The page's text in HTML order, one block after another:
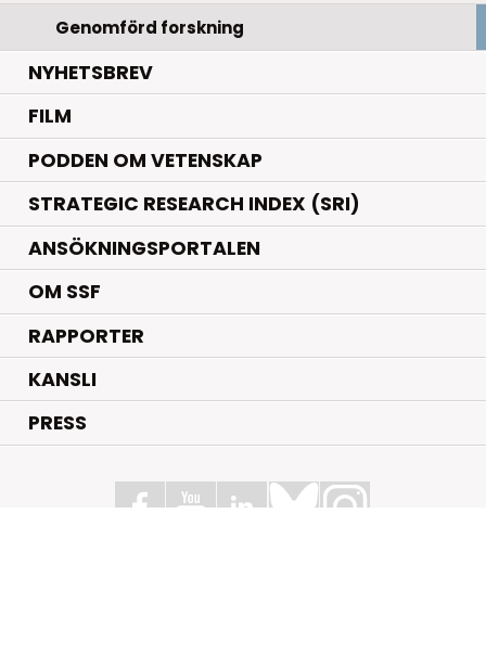
Genomförd forskning
NYHETSBREV
FILM
PODDEN OM VETENSKAP
STRATEGIC RESEARCH INDEX (SRI)
ANSÖKNINGSPORTALEN
OM SSF
RAPPORTER
KANSLI
PRESS